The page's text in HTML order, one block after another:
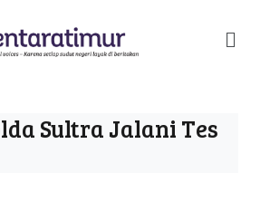
Sultra Jalani Tes